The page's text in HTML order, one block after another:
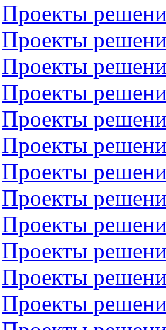
Проекты
Проекты
Проекты
Проекты
Проекты
Проекты
Проекты
Проекты
Проекты
Проекты
Проекты
Проекты